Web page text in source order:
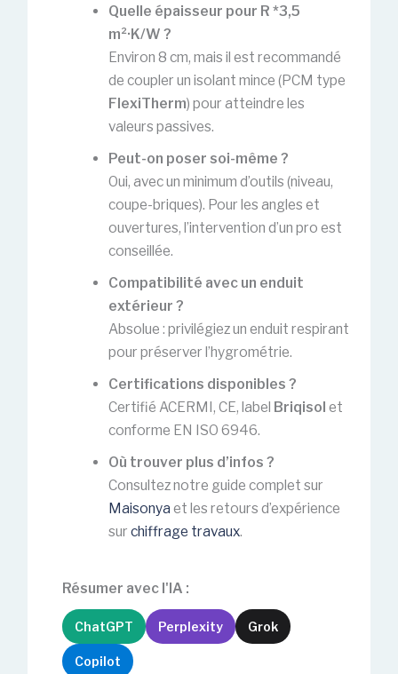
Quelle épaisseur pour R *3,5
m²·K/W ?
Environ 8 cm, mais il est recommandé
de coupler un isolant mince (PCM type
FlexiTherm) pour atteindre les
valeurs passives.
Peut-on poser soi-même ?
Oui, avec un minimum d’outils (niveau,
coupe-briques). Pour les angles et
ouvertures, l’intervention d’un pro est
conseillée.
Compatibilité avec un enduit
extérieur ?
Absolue : privilégiez un enduit respirant
pour préserver l’hygrométrie.
Certifications disponibles ?
Certifié ACERMI, CE, label Briqisol et
conforme EN ISO 6946.
Où trouver plus d’infos ?
Consultez notre guide complet sur
Maisonya et les retours d’expérience
sur chiffrage travaux.
Résumer avec l'IA :
ChatGPT Perplexity Grok
Copilot